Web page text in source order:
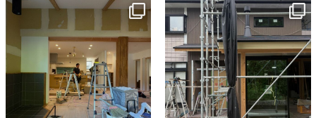
tomohouseinc
tomohouseinc
6月 3